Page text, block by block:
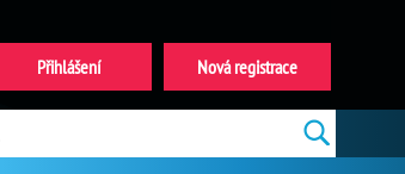
Nová registrace
Přihlášení